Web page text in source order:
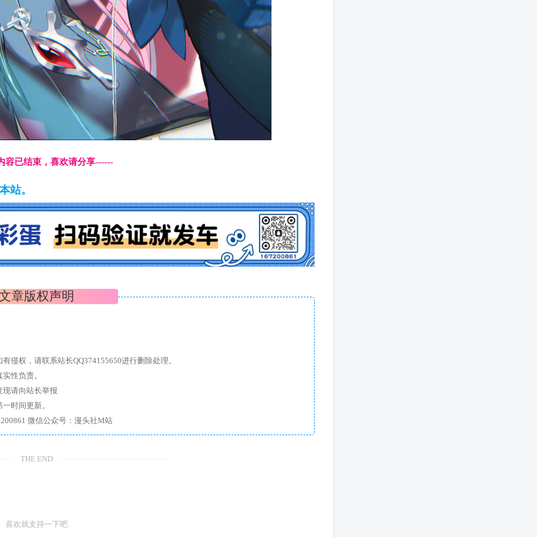
容已结束，喜欢请分享------
站。
章版权声明
侵权，请联系站长QQ374155650进行删除处理。
性负责。
现请向站长举报
时间更新。
7、带你进入绅士内部，畅所欲言，释放最真实的自我官方qq群：167200861 微信公众号：漫头社M站
THE END
喜欢就支持一下吧